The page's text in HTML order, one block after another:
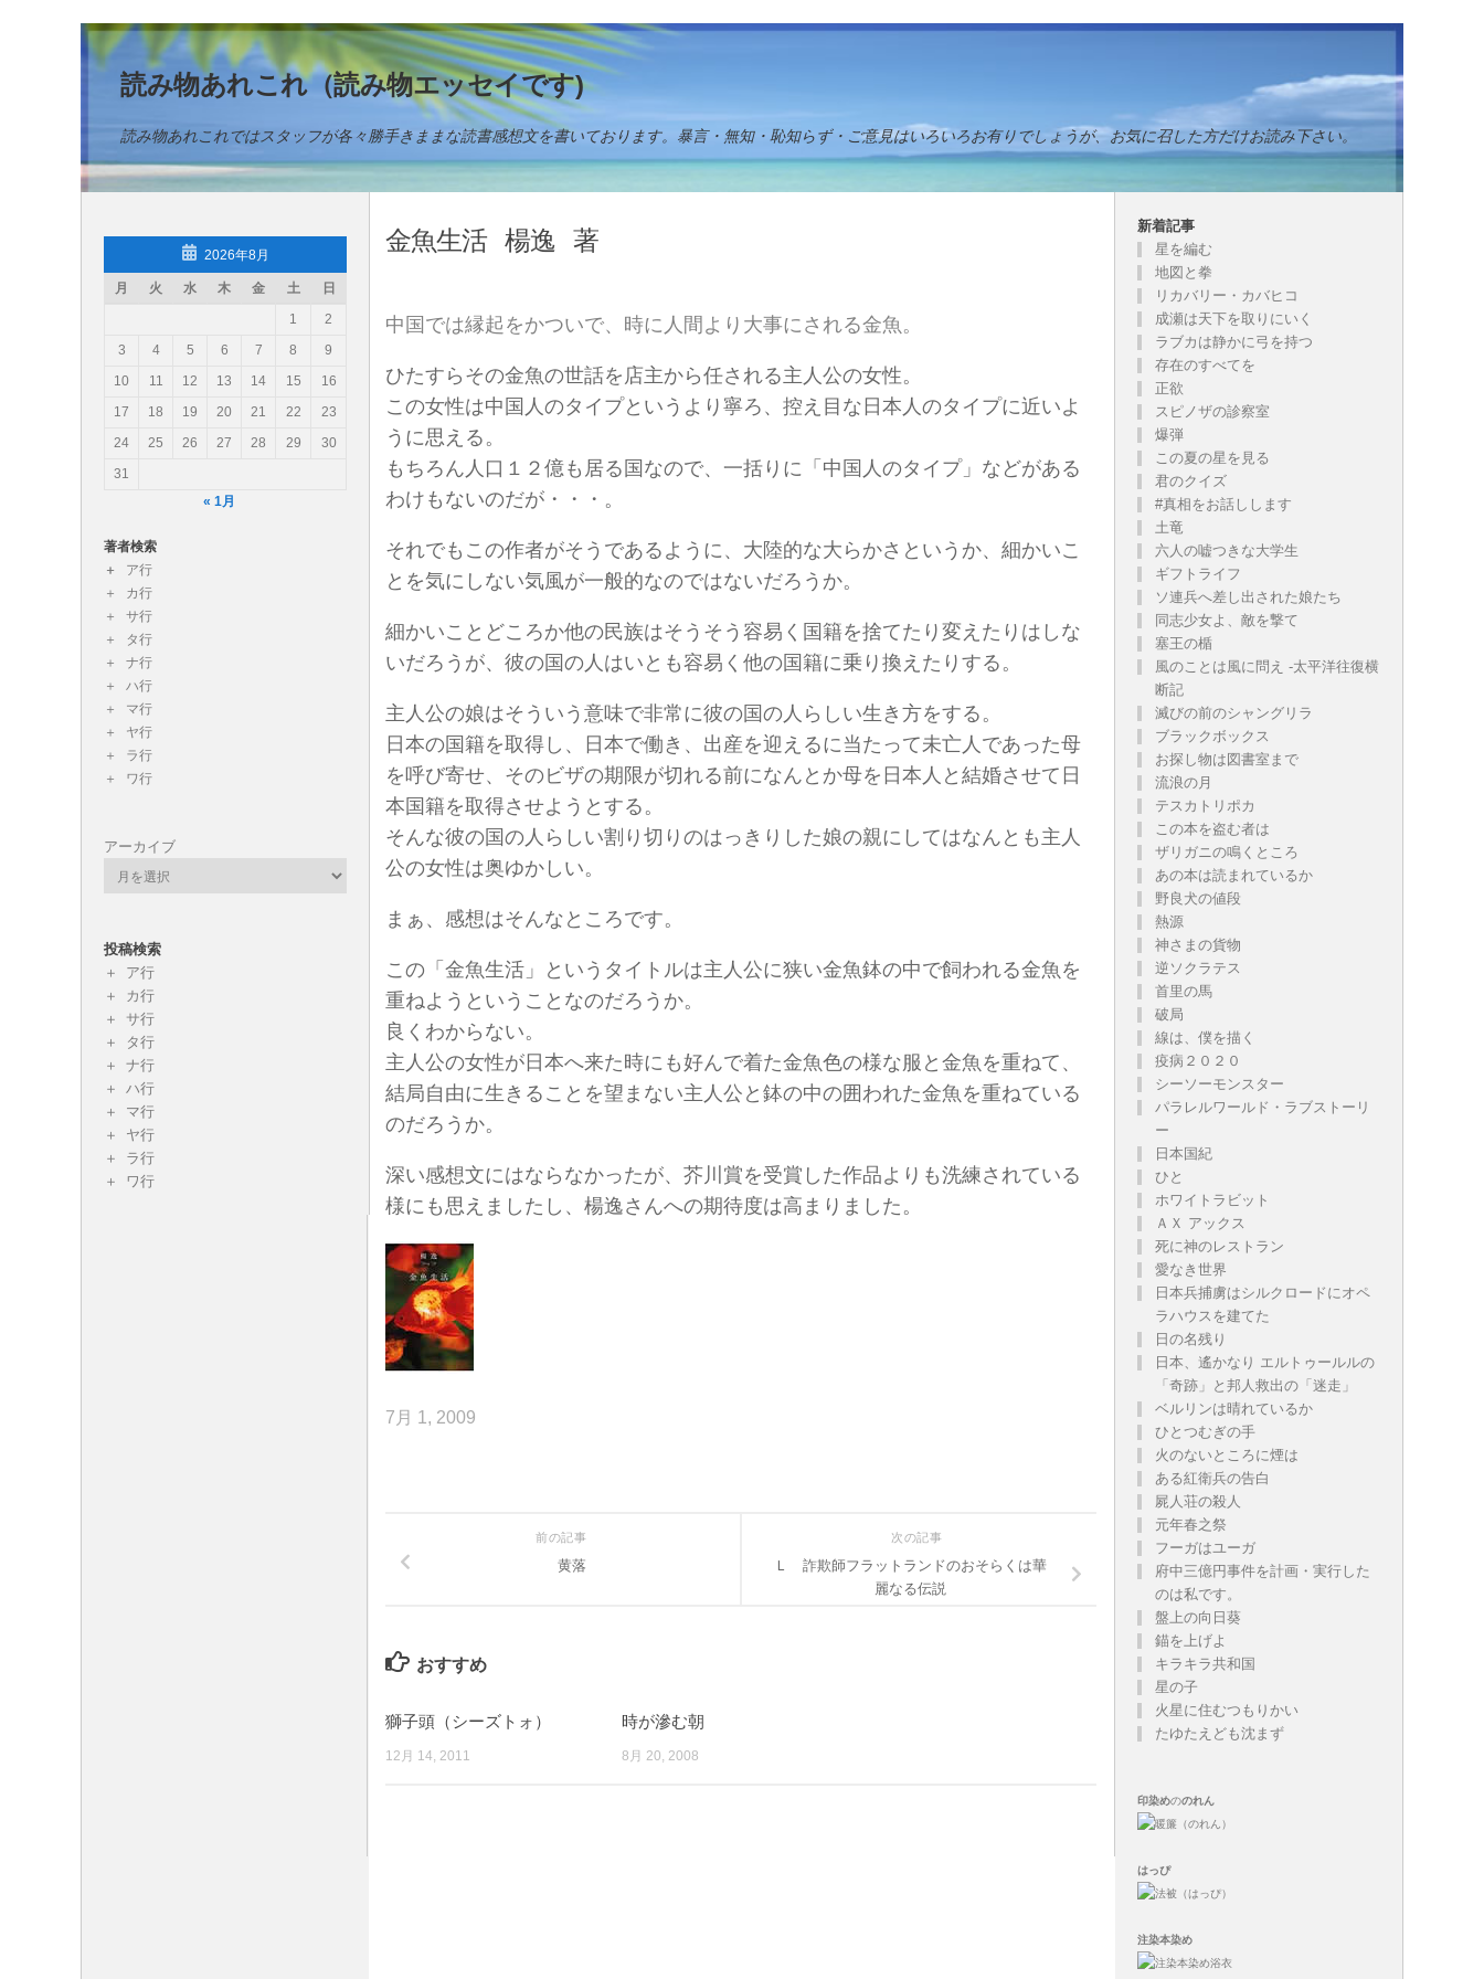
コンテンツへスキップ
読み物あれこれ（読み物エッセイです)
読み物あれこれではスタッフが各々勝手きままな読書感想文を書いております。暴言・無知・恥知らず・ご意見はいろいろお有りでしょうが、お気に召した方だけお読み下さい。
金魚生活 楊逸 著
中国では縁起をかついで、時に人間より大事にされる金魚。
ひたすらその金魚の世話を店主から任される主人公の女性。
この女性は中国人のタイプというより寧ろ、控え目な日本人のタイプに近いよ
うに思える。
もちろん人口１２億も居る国なので、一括りに「中国人のタイプ」などがある
わけもないのだが・・・。
それでもこの作者がそうであるように、大陸的な大らかさというか、細かいこ
とを気にしない気風が一般的なのではないだろうか。
細かいことどころか他の民族はそうそう容易く国籍を捨てたり変えたりはしな
いだろうが、彼の国の人はいとも容易く他の国籍に乗り換えたりする。
主人公の娘はそういう意味で非常に彼の国の人らしい生き方をする。
日本の国籍を取得し、日本で働き、出産を迎えるに当たって未亡人であった母
を呼び寄せ、そのビザの期限が切れる前になんとか母を日本人と結婚させて日
本国籍を取得させようとする。
そんな彼の国の人らしい割り切りのはっきりした娘の親にしてはなんとも主人
公の女性は奥ゆかしい。
まぁ、感想はそんなところです。
この「金魚生活」というタイトルは主人公に狭い金魚鉢の中で飼われる金魚を
重ねようということなのだろうか。
良くわからない。
主人公の女性が日本へ来た時にも好んで着た金魚色の様な服と金魚を重ねて、
結局自由に生きることを望まない主人公と鉢の中の囲われた金魚を重ねている
のだろうか。
深い感想文にはならなかったが、芥川賞を受賞した作品よりも洗練されている
様にも思えましたし、楊逸さんへの期待度は高まりました。
7月 1, 2009
次の記事
Ｌ 詐欺師フラットランドのおそらくは華
麗なる伝説
前の記事
黄落
おすすめ
獅子頭（シーズトォ）
12月 14, 2011
時が滲む朝
8月 20, 2008
2026年8月
月 火 水 木 金 土
日
1
2
3
4 5 6 7 8
9
10
11 12 13 14 15
16
17
18 19 20 21 22
23
24
25 26 27 28 29
30
31
« 1月
著者検索
ア行
カ行
サ行
タ行
ナ行
ハ行
マ行
ヤ行
ラ行
ワ行
アーカイブ
投稿検索
ア行
カ行
サ行
タ行
ナ行
ハ行
マ行
ヤ行
ラ行
ワ行
新着記事
星を編む
地図と拳
リカバリー・カバヒコ
成瀬は天下を取りにいく
ラブカは静かに弓を持つ
存在のすべてを
正欲
スピノザの診察室
爆弾
この夏の星を見る
君のクイズ
#真相をお話しします
土竜
六人の嘘つきな大学生
ギフトライフ
ソ連兵へ差し出された娘たち
同志少女よ、敵を撃て
塞王の楯
風のことは風に問え -太平洋往復横
断記
滅びの前のシャングリラ
ブラックボックス
お探し物は図書室まで
流浪の月
テスカトリポカ
この本を盗む者は
ザリガニの鳴くところ
あの本は読まれているか
野良犬の値段
熱源
神さまの貨物
逆ソクラテス
首里の馬
破局
線は、僕を描く
疫病２０２０
シーソーモンスター
パラレルワールド・ラブストーリ
ー
日本国紀
ひと
ホワイトラビット
ＡＸ アックス
死に神のレストラン
愛なき世界
日本兵捕虜はシルクロードにオペ
ラハウスを建てた
日の名残り
日本、遙かなり エルトゥールルの
「奇跡」と邦人救出の「迷走」
ベルリンは晴れているか
ひとつむぎの手
火のないところに煙は
ある紅衛兵の告白
屍人荘の殺人
元年春之祭
フーガはユーガ
府中三億円事件を計画・実行した
のは私です。
盤上の向日葵
錨を上げよ
キラキラ共和国
星の子
火星に住むつもりかい
たゆたえども沈まず
印染めののれん
はっぴ
注染本染め